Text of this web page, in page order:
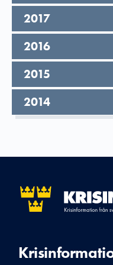
År,
2017
År,
2016
År,
2015
År,
2014